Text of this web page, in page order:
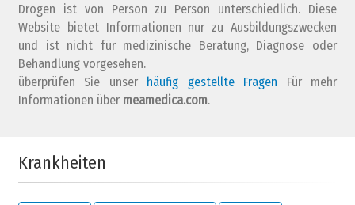
Beeinflusst Ihr Zustand Ihre Stimmung? (z.B. macht es dich
wütend, ängstlich, verärgert, düster usw.)
keine
Antwort
gar
nicht
es beeinflusst
Wieviel Kontrollelt
Drogen ist von Person zu Person unterschiedlich. Diese
Website bietet Informationen nur zu Ausbildungszwecken
und ist nicht für medizinische Beratung, Diagnose oder
Behandlung vorgesehen.
überprüfen Sie unser häufig gestellte Fragen Für mehr
Informationen über meamedica.com.
Krankheiten